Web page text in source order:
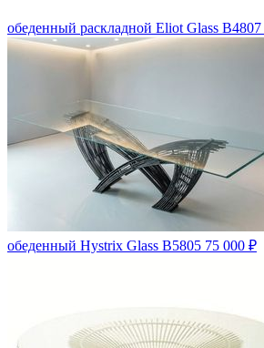
обеденный раскладной Eliot Glass B4807
обеденный Hystrix Glass B5805 75 000 ₽